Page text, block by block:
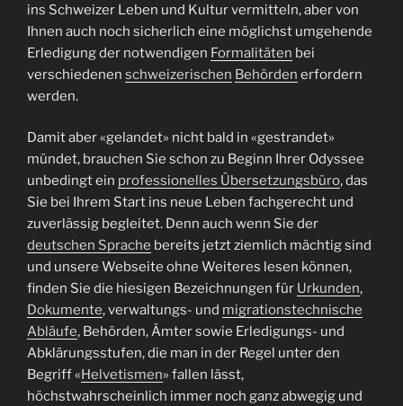
ins Schweizer Leben und Kultur vermitteln, aber von
Ihnen auch noch sicherlich eine möglichst umgehende
Erledigung der notwendigen Formalitäten bei
verschiedenen schweizerischen Behörden erfordern
werden.
Damit aber «gelandet» nicht bald in «gestrandet»
mündet, brauchen Sie schon zu Beginn Ihrer Odyssee
unbedingt ein professionelles Übersetzungsbüro, das
Sie bei Ihrem Start ins neue Leben fachgerecht und
zuverlässig begleitet. Denn auch wenn Sie der
deutschen Sprache bereits jetzt ziemlich mächtig sind
und unsere Webseite ohne Weiteres lesen können,
finden Sie die hiesigen Bezeichnungen für Urkunden,
Dokumente, verwaltungs- und migrationstechnische
Abläufe, Behörden, Ämter sowie Erledigungs- und
Abklärungsstufen, die man in der Regel unter den
Begriff « Helvetismen» fallen lässt,
höchstwahrscheinlich immer noch ganz abwegig und